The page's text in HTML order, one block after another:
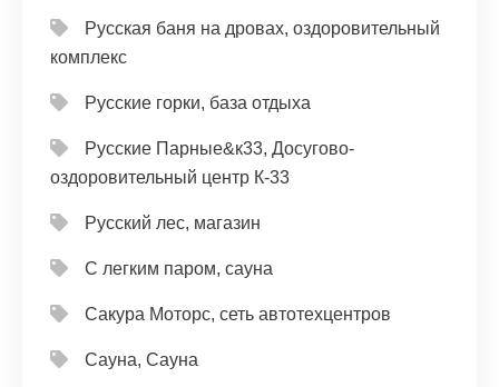
Русская баня на дровах, оздоровительный
комплекс
Русские горки, база отдыха
Русские Парные&к33, Досугово-
оздоровительный центр К-33
Русский лес, магазин
С легким паром, сауна
Сакура Моторс, сеть автотехцентров
Сауна, Сауна